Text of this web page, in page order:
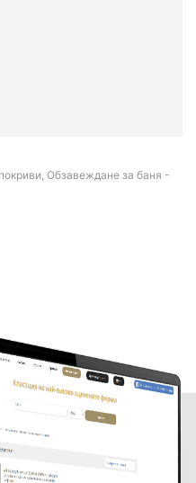
Обзавеждане за баня -